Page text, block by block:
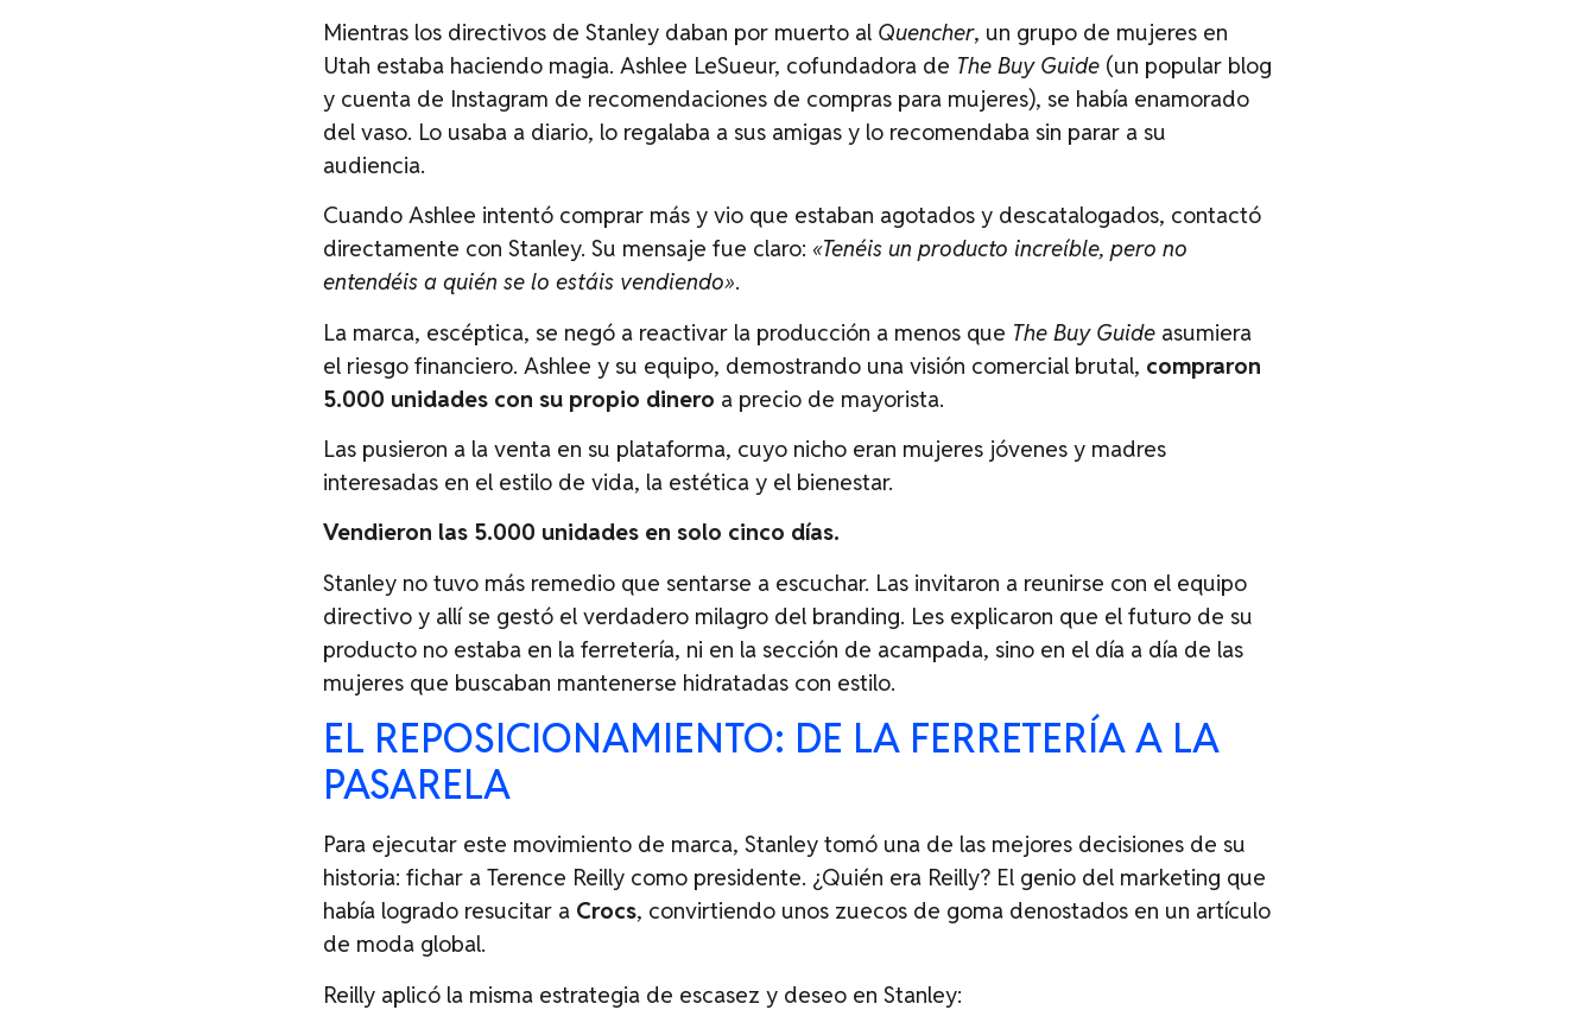
Mientras los directivos de Stanley daban por muerto al Quencher, un grupo de mujeres en
Utah estaba haciendo magia. Ashlee LeSueur, cofundadora de The Buy Guide (un popular blog
y cuenta de Instagram de recomendaciones de compras para mujeres), se había enamorado
del vaso. Lo usaba a diario, lo regalaba a sus amigas y lo recomendaba sin parar a su
audiencia.
Cuando Ashlee intentó comprar más y vio que estaban agotados y descatalogados, contactó
directamente con Stanley. Su mensaje fue claro: «Tenéis un producto increíble, pero no
entendéis a quién se lo estáis vendiendo».
La marca, escéptica, se negó a reactivar la producción a menos que The Buy Guide asumiera
el riesgo financiero. Ashlee y su equipo, demostrando una visión comercial brutal, compraron
5.000 unidades con su propio dinero a precio de mayorista.
Las pusieron a la venta en su plataforma, cuyo nicho eran mujeres jóvenes y madres
interesadas en el estilo de vida, la estética y el bienestar.
Vendieron las 5.000 unidades en solo cinco días.
Stanley no tuvo más remedio que sentarse a escuchar. Las invitaron a reunirse con el equipo
directivo y allí se gestó el verdadero milagro del branding. Les explicaron que el futuro de su
producto no estaba en la ferretería, ni en la sección de acampada, sino en el día a día de las
mujeres que buscaban mantenerse hidratadas con estilo.
EL REPOSICIONAMIENTO: DE LA FERRETERÍA A LA
PASARELA
Para ejecutar este movimiento de marca, Stanley tomó una de las mejores decisiones de su
historia: fichar a Terence Reilly como presidente. ¿Quién era Reilly? El genio del marketing que
había logrado resucitar a Crocs, convirtiendo unos zuecos de goma denostados en un artículo
de moda global.
Reilly aplicó la misma estrategia de escasez y deseo en Stanley: